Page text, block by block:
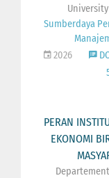
University
Sumberdaya
2026
PERAN
EKONOMI